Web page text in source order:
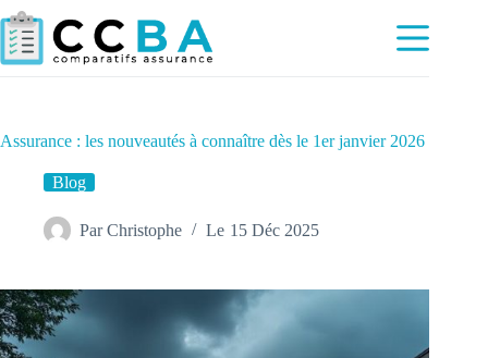
Passer
au
contenu
Assurance : les nouveautés à connaître dès le 1er janvier 2026
Blog
Par Christophe Le 15 Déc 2025